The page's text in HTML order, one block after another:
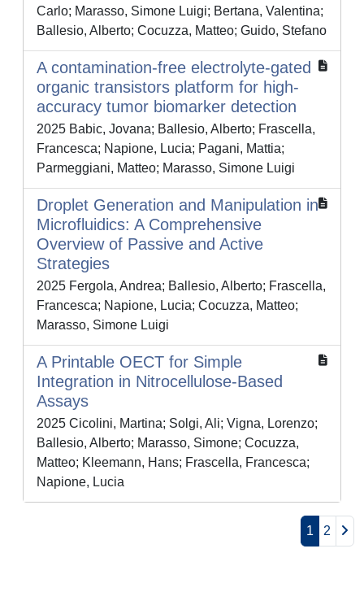
Carlo; Marasso, Simone Luigi; Bertana, Valentina;
Ballesio, Alberto; Cocuzza, Matteo; Guido, Stefano
A contamination-free electrolyte-gated
organic transistors platform for high-
accuracy tumor biomarker detection
2025 Babic, Jovana; Ballesio, Alberto; Frascella,
Francesca; Napione, Lucia; Pagani, Mattia;
Parmeggiani, Matteo; Marasso, Simone Luigi
Droplet Generation and Manipulation in
Microfluidics: A Comprehensive
Overview of Passive and Active
Strategies
2025 Fergola, Andrea; Ballesio, Alberto; Frascella,
Francesca; Napione, Lucia; Cocuzza, Matteo;
Marasso, Simone Luigi
A Printable OECT for Simple
Integration in Nitrocellulose-Based
Assays
2025 Cicolini, Martina; Solgi, Ali; Vigna, Lorenzo;
Ballesio, Alberto; Marasso, Simone; Cocuzza,
Matteo; Kleemann, Hans; Frascella, Francesca;
Napione, Lucia
1 2